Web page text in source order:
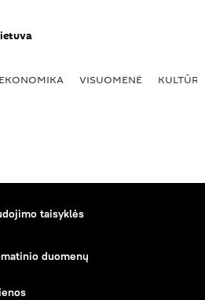
EKONOMIKA VISUOMENĖ KULTŪRA
taisyklės
duomenų